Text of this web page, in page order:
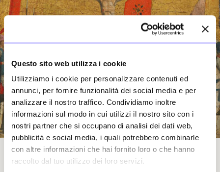
Questo sito web utilizza i cookie
Utilizziamo i cookie per personalizzare contenuti ed
annunci, per fornire funzionalità dei social media e per
analizzare il nostro traffico. Condividiamo inoltre
informazioni sul modo in cui utilizzi il nostro sito con i
nostri partner che si occupano di analisi dei dati web,
pubblicità e social media, i quali potrebbero combinarle
con altre informazioni che hai fornito loro o che hanno
raccolto dal tuo utilizzo dei loro servizi.
«La Crocifissione» (1454-69) di Piero della Francesca, particolare, olio e oro su tavola
37,2x40,3 cm. New York, The Frick Collection